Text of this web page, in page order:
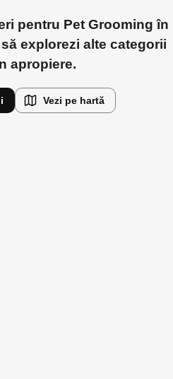
pentru Pet Grooming în
explorezi alte categorii
apropiere.
Vezi pe hartă